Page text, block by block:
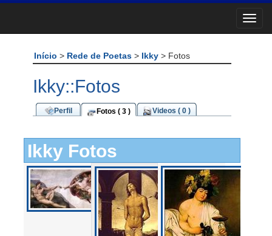
Início > Rede de Poetas > Ikky > Fotos
Ikky::Fotos
Perfil Fotos ( 3 ) Videos ( 0 )
Ikky Fotos